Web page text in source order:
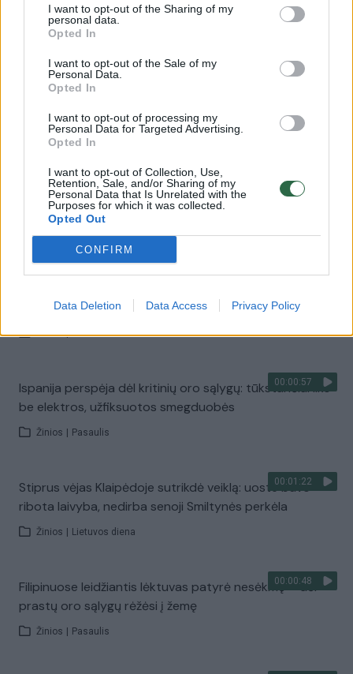
I want to opt-out of the Sharing of my
personal data.
Opted In
I want to opt-out of the Sale of my
Personal Data.
Opted In
I want to opt-out of processing my
Personal Data for Targeted Advertising.
Opted In
I want to opt-out of Collection, Use,
Retention, Sale, and/or Sharing of my
Personal Data that Is Unrelated with the
Purposes for which it was collected.
Opted Out
CONFIRM
Data Deletion Data Access Privacy Policy
susidūrė 53 automobiliai, mažiausiai 11 sužeistųjų
Žinios | Pasaulis
Nufilmavo pūgą Vakarų Lietuvoje: įspėja – sniego
Žinios | Lietuvos diena
00:00:58
Japonijoje toliau auga žemės drebėjimo aukų skaičius:
dingusiųjų paieškas sunkina nuošliaužos ir sniegas
Žinios | Pasaulis
gatves dengiantį sniego sluoksnį
Žinios | Pasaulis
00:00:57
Ispanija perspėja dėl kritinių oro sąlygų: tūkstančiai liko
be elektros, užfiksuotos smegduobės
Žinios Pasaulis
00:01:22
Stiprus vėjas Klaipėdoje sutrikdė veiklą: uoste buvo
ribota laivyba, nedirba senoji Smiltynės perkėla
Žinios Lietuvos diena
00:00:48
Filipinuose leidžiantis lėktuvas patyrė nesėkmę – dėl
prastų oro sąlygų rėžėsi į žemę
Žinios Pasaulis